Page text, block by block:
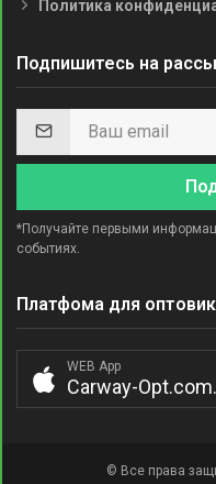
Политика
Подпишитесь на
*Получайте первыми
событиях.
Платфома для
WEB App
Carway-
© Все права